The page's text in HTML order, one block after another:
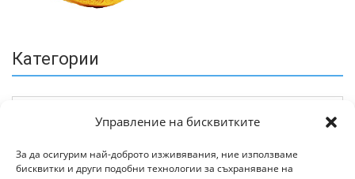
Управление на бисквитките
За да осигурим най-доброто изживявания, ние използваме
бисквитки и други подобни технологии за съхраняване на
Категории
Архив